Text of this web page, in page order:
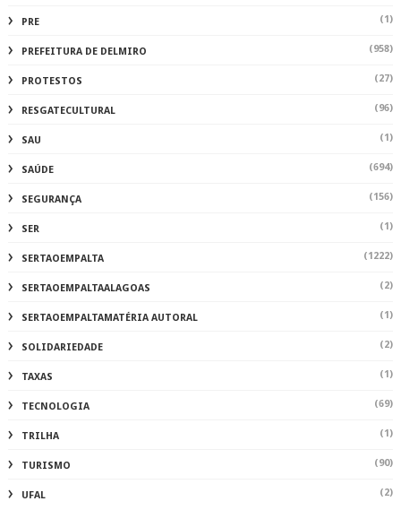
PRE (1)
PREFEITURA DE DELMIRO (958)
PROTESTOS (27)
RESGATECULTURAL (96)
SAU (1)
SAÚDE (694)
SEGURANÇA (156)
SER (1)
SERTAOEMPALTA (1222)
SERTAOEMPALTAALAGOAS (2)
SERTAOEMPALTAMATÉRIA AUTORAL (1)
SOLIDARIEDADE (2)
TAXAS (1)
TECNOLOGIA (69)
TRILHA (1)
TURISMO (90)
UFAL (2)